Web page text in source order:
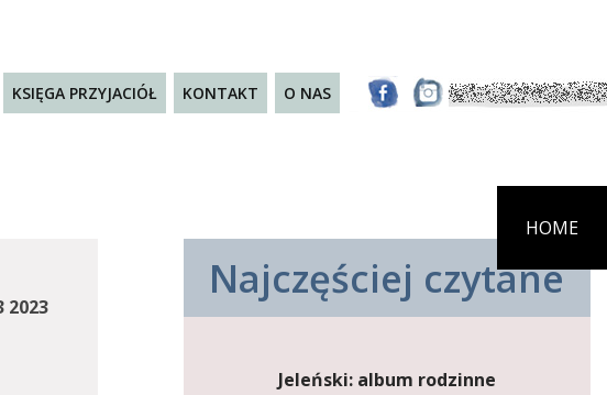
KSIĘGA PRZYJACIÓŁ KONTAKT O NAS
HOME
2023
Najczęściej czytane
Jeleński: album rodzinne